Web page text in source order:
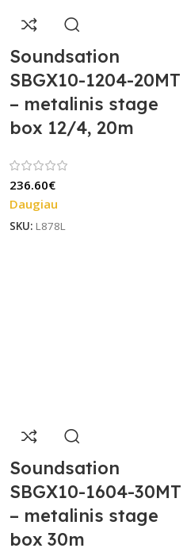
Soundsation
SBGX10-1204-20MT
– metalinis stage
box 12/4, 20m
236.60€
Daugiau
SKU: L878L
Soundsation
SBGX10-1604-30MT
– metalinis stage
box 30m